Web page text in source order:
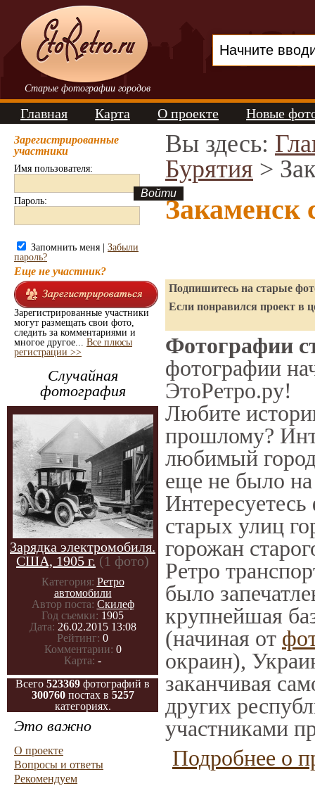
Старые фотографии городов
Главная Карта О проекте Новые
Зарегистрированные
участники
Имя пользователя:
Пароль:
Запомнить меня | Забыли
пароль?
Еще не участник?
Зарегистрированные участники
могут размещать свои фото,
следить за комментариями и
многое другое... Все плюсы
регистрации >>
Случайная
фотография
Зарядка электромобиля.
США, 1905 г. (1 фото)
Категория: Ретро
автомобили
Автор поста: Скилеф
Год съемки: 1905
Дата: 26.02.2015 13:08
Рейтинг: 0
Комментарии: 0
Карта: -
Всего 523369 фотографий в
300760постах в 5257
категориях.
Это важно
О проекте
Вопросы и ответы
Рекомендуем
Вы здесь:
Бурятия >
Закаменск
Подпишитесь на старые
Если понравился проект в
Фотографии
фотографии
ЭтоРетро.ру!
Любите
прошлому?
любимый
еще не было на
Интересуетесь
старых улиц
горожан
Ретро
было
крупнейшая
(начиная от
окраин),
заканчивая
других
участниками
Подробнее о